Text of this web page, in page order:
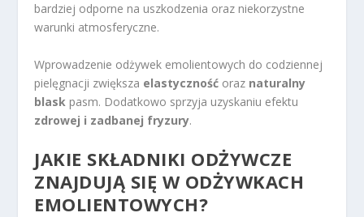
bardziej odporne na uszkodzenia oraz niekorzystne
warunki atmosferyczne.
Wprowadzenie odżywek emolientowych do codziennej
pielęgnacji zwiększa elastyczność oraz naturalny
blask pasm. Dodatkowo sprzyja uzyskaniu efektu
zdrowej i zadbanej fryzury.
JAKIE SKŁADNIKI ODŻYWCZE
ZNAJDUJĄ SIĘ W ODŻYWKACH
EMOLIENTOWYCH?